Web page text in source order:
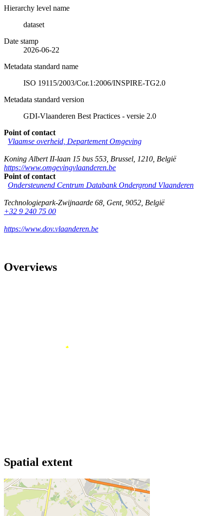
Hierarchy level name
dataset
Date stamp
2026-06-22
Metadata standard name
ISO 19115/2003/Cor.1:2006/INSPIRE-TG2.0
Metadata standard version
GDI-Vlaanderen Best Practices - versie 2.0
Point of contact
Vlaamse overheid, Departement Omgeving
Koning Albert II-laan 15 bus 553 Brussel 1210 België
https://www.omgevingvlaanderen.be
Point of contact
Ondersteunend Centrum Databank Ondergrond Vlaanderen
Technologiepark-Zwijnaarde 68 Gent, 9052 België
+32 9 240 75 00
https://www.dov.vlaanderen.be
Overviews
Spatial extent